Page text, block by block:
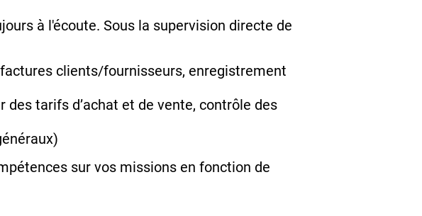
à l'écoute. Sous la supervision directe de
clients/fournisseurs, enregistrement
tarifs d’achat et de vente, contrôle des
sur vos missions en fonction de